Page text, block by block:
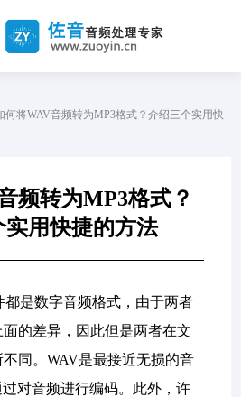
何将WAV音频转为MP3格式？介绍三个实用快
频转为MP3格式？
实用快捷的方法
都是数字音频格式，由于两者
的差异，因此但是两者在文
同。WAV是最接近无损的音
对音频进行编码。此外，许